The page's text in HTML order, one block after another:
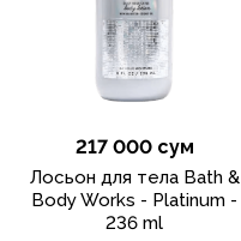
217 000 сум
Лосьон для тела Bath &
Body Works - Platinum -
236 ml